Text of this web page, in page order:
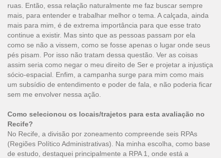
ruas. Então, essa relação naturalmente me faz buscar sempre
mais, para entender e trabalhar melhor o tema. A calçada, ainda
mais para mim, é de extrema importância para que esse trato
continue a existir. Mas sinto que as pessoas passam por ela
como se não a vissem, como se fosse apenas o lugar onde seus
pés pisam. Por isso não tratam dessa questão. Ver as coisas
assim seria como negar o meu direito de Ser e projetar a injustiça
sócio-espacial. Enfim, a campanha surge para mim como mais
um subsídio de entendimento e poder de fala, e não poderia ficar
sem me envolver nessa ação.
Como selecionou os locais/trajetos para esta avaliação no
Recife?
No Recife, a divisão por zoneamento compreende seis RPAs
(Regiões Político Administrativas). Na minha escolha, como base
de estudo, destaquei principalmente a RPA 1, onde está a